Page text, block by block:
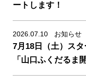
ートします！
7月18日（土）ス
「山口ふくだるま
2026.07.10 お知らせ
news/